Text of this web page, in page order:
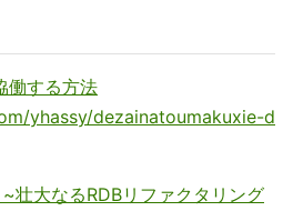
働する方法
yhassy/dezainatoumakuxie-d
壮大なるRDBリファクタリング